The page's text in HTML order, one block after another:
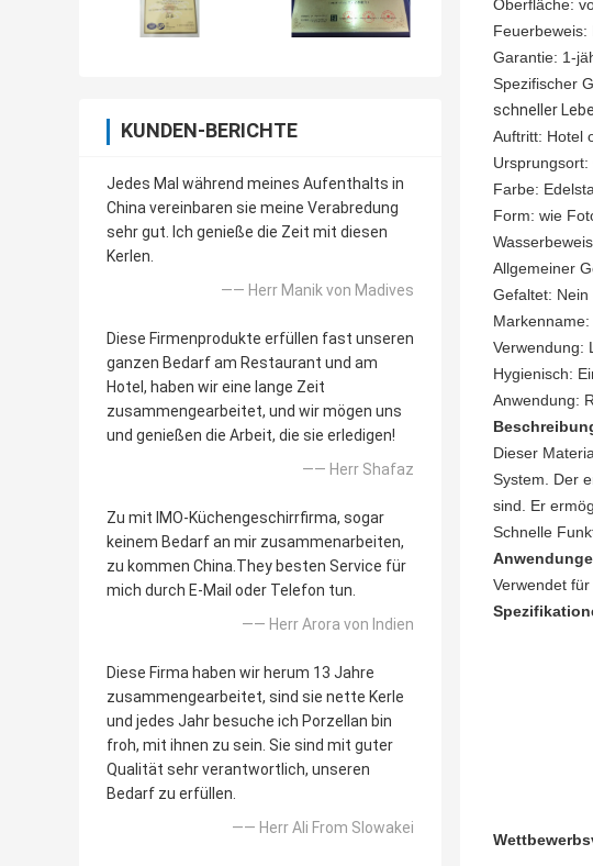
KUNDEN-BERICHTE
Jedes Mal während meines Aufenthalts in
China vereinbaren sie meine Verabredung
sehr gut. Ich genieße die Zeit mit diesen
Kerlen.
—— Herr Manik von Madives
Diese Firmenprodukte erfüllen fast unseren
ganzen Bedarf am Restaurant und am
Hotel, haben wir eine lange Zeit
zusammengearbeitet, und wir mögen uns
und genießen die Arbeit, die sie erledigen!
—— Herr Shafaz
Zu mit IMO-Küchengeschirrfirma, sogar
keinem Bedarf an mir zusammenarbeiten,
zu kommen China.They besten Service für
mich durch E-Mail oder Telefon tun.
—— Herr Arora von Indien
Diese Firma haben wir herum 13 Jahre
zusammengearbeitet, sind sie nette Kerle
und jedes Jahr besuche ich Porzellan bin
froh, mit ihnen zu sein. Sie sind mit guter
Qualität sehr verantwortlich, unseren
Bedarf zu erfüllen.
—— Herr Ali From Slowakei
Oberfläche:
Feuerbeweis:
Garantie: 1-
Spezifischer
schneller
Auftritt: Hotel
Farbe:
Form: wie
Allgemeiner
Gefaltet: Nein
Verwendung:
Hygienisch:
Anwendung:
Dieser
System. Der
sind. Er
Schnelle
Verwendet